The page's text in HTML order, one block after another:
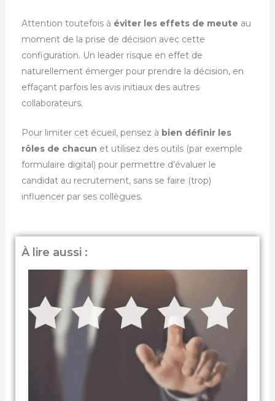
Attention toutefois à éviter les effets de meute au
moment de la prise de décision avec cette
configuration. Un leader risque en effet de
naturellement émerger pour prendre la décision, en
effaçant parfois les avis initiaux des autres
collaborateurs.
Pour limiter cet écueil, pensez à bien définir les
rôles de chacun et utilisez des outils (par exemple
formulaire digital) pour permettre d’évaluer le
candidat au recrutement, sans se faire (trop)
influencer par ses collègues.
À lire aussi :